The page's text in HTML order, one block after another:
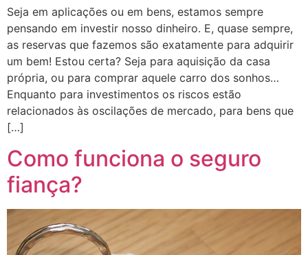
Seja em aplicações ou em bens, estamos sempre
pensando em investir nosso dinheiro. E, quase sempre,
as reservas que fazemos são exatamente para adquirir
um bem! Estou certa? Seja para aquisição da casa
própria, ou para comprar aquele carro dos sonhos…
Enquanto para investimentos os riscos estão
relacionados às oscilações de mercado, para bens que
[…]
Como funciona o seguro
fiança?